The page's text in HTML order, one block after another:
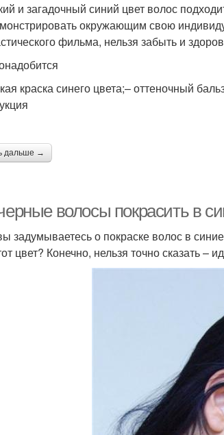
и загадочный синий цвет волос
окружающим свою
фильма, нельзя забыть и
краска синего цвета;– оттеночный
дальше →
волосы покрасить в
задумываетесь о покраске волос в
цвет? Конечно, нельзя точно сказать –